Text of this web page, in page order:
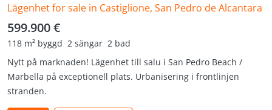
Lägenhet for sale in Castiglione, San Pedro de Alcantara
599.900 €
118 m² byggd 2 sängar 2 bad
Nytt på marknaden! Lägenhet till salu i San Pedro Beach /
Marbella på exceptionell plats. Urbanisering i frontlinjen
stranden.